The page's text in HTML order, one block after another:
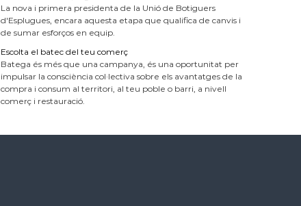
La nova i primera presidenta de la Unió de Botiguers
d'Esplugues, encara aquesta etapa que qualifica de canvis i
de sumar esforços en equip.
Escolta el batec del teu comerç
Batega és més que una campanya, és una oportunitat per
impulsar la consciència col·lectiva sobre els avantatges de la
compra i consum al territori, al teu poble o barri, a nivell
comerç i restauració.